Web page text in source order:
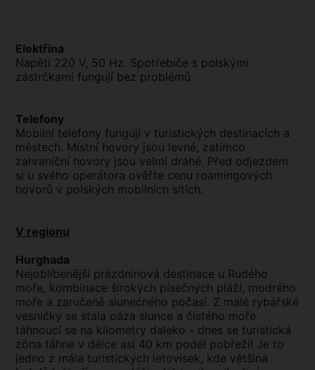
Elektřina
Napětí 220 V, 50 Hz. Spotřebiče s polskými
zástrčkami fungují bez problémů.
Telefony
Mobilní telefony fungují v turistických destinacích a
městech. Místní hovory jsou levné, zatímco
zahraniční hovory jsou velmi drahé. Před odjezdem
si u svého operátora ověřte cenu roamingových
hovorů v polských mobilních sítích.
V regionu
Hurghada
Nejoblíbenější prázdninová destinace u Rudého
moře, kombinace širokých písečných pláží, modrého
moře a zaručeně slunečného počasí. Z malé rybářské
vesničky se stala oáza slunce a čistého moře
táhnoucí se na kilometry daleko - dnes se turistická
zóna táhne v délce asi 40 km podél pobřeží! Je to
jedno z mála turistických letovisek, kde většina